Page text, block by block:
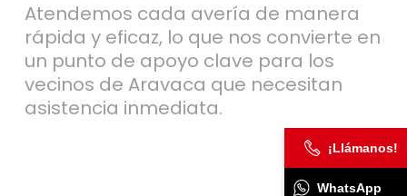
Atendemos cada avería de manera
rápida y eficaz, lo que nos convierte en
un punto de apoyo clave para los
vecinos de Aravaca que necesitan
asistencia inmediata.
¡Llámanos!
WhatsApp